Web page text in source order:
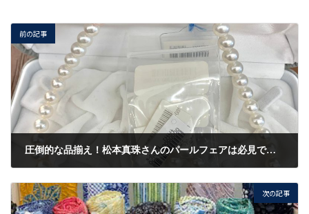
前の記事
圧倒的な品揃え！松本真珠さんのパールフェアは必見です！！糸替えや金具交換もご相談にのりますよ！！！
次の記事